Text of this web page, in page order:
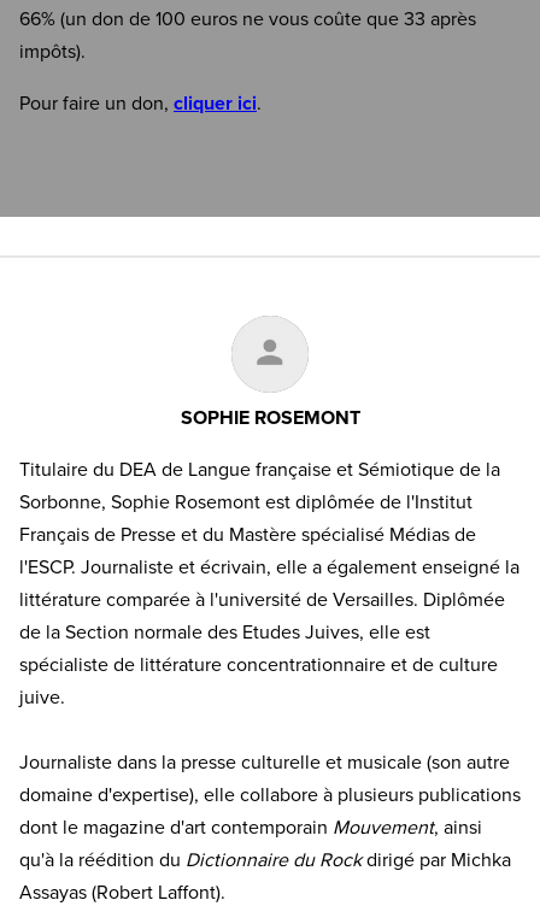
66% (un don de 100 euros ne vous coûte que 33 après
impôts).
Pour faire un don, cliquer ici.
SOPHIE ROSEMONT
Titulaire du DEA de Langue française et Sémiotique de la
Sorbonne, Sophie Rosemont est diplômée de l'Institut
Français de Presse et du Mastère spécialisé Médias de
l'ESCP. Journaliste et écrivain, elle a également enseigné la
littérature comparée à l'université de Versailles. Diplômée
de la Section normale des Etudes Juives, elle est
spécialiste de littérature concentrationnaire et de culture
juive.
Journaliste dans la presse culturelle et musicale (son autre
domaine d'expertise), elle collabore à plusieurs publications
dont le magazine d'art contemporain Mouvement, ainsi
qu'à la réédition du Dictionnaire du Rockdirigé par Michka
Assayas (Robert Laffont).